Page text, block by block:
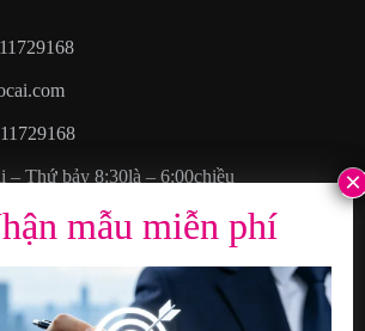
– Thứ bảy 8:30là – 6:00chiều
Đại lộ Hạo Cương, Thêm thị trấn, Quận
Châu, Tỉnh Quảng Đông